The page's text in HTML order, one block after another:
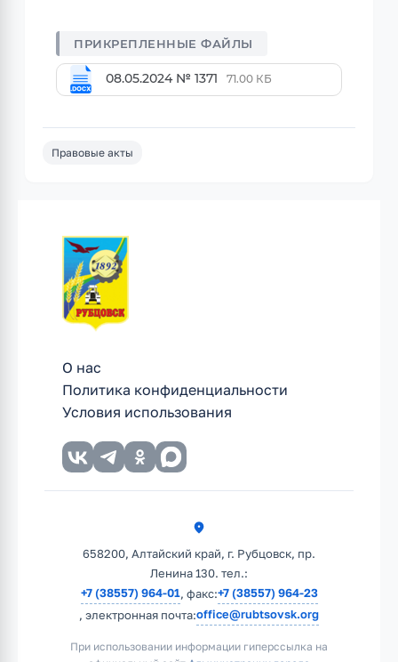
08.05.2024 № 1371 71.00 КБ
Правовые акты
О нас
Политика конфиденциальности
Условия использования
658200, Алтайский край, г. Рубцовск, пр.
Ленина 130. тел.:
+7 (38557) 964-01, факс:+7 (38557) 964-23
, электронная почта:office@rubtsovsk.org
При использовании информации гиперссылка на